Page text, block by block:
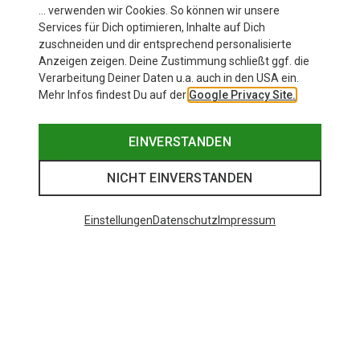
… verwenden wir Cookies. So können wir unsere
Services für Dich optimieren, Inhalte auf Dich
zuschneiden und dir entsprechend personalisierte
Anzeigen zeigen. Deine Zustimmung schließt ggf. die
Verarbeitung Deiner Daten u.a. auch in den USA ein.
Mehr Infos findest Du auf der Google Privacy Site.
EINVERSTANDEN
NICHT EINVERSTANDEN
EinstellungenDatenschutz Impressum